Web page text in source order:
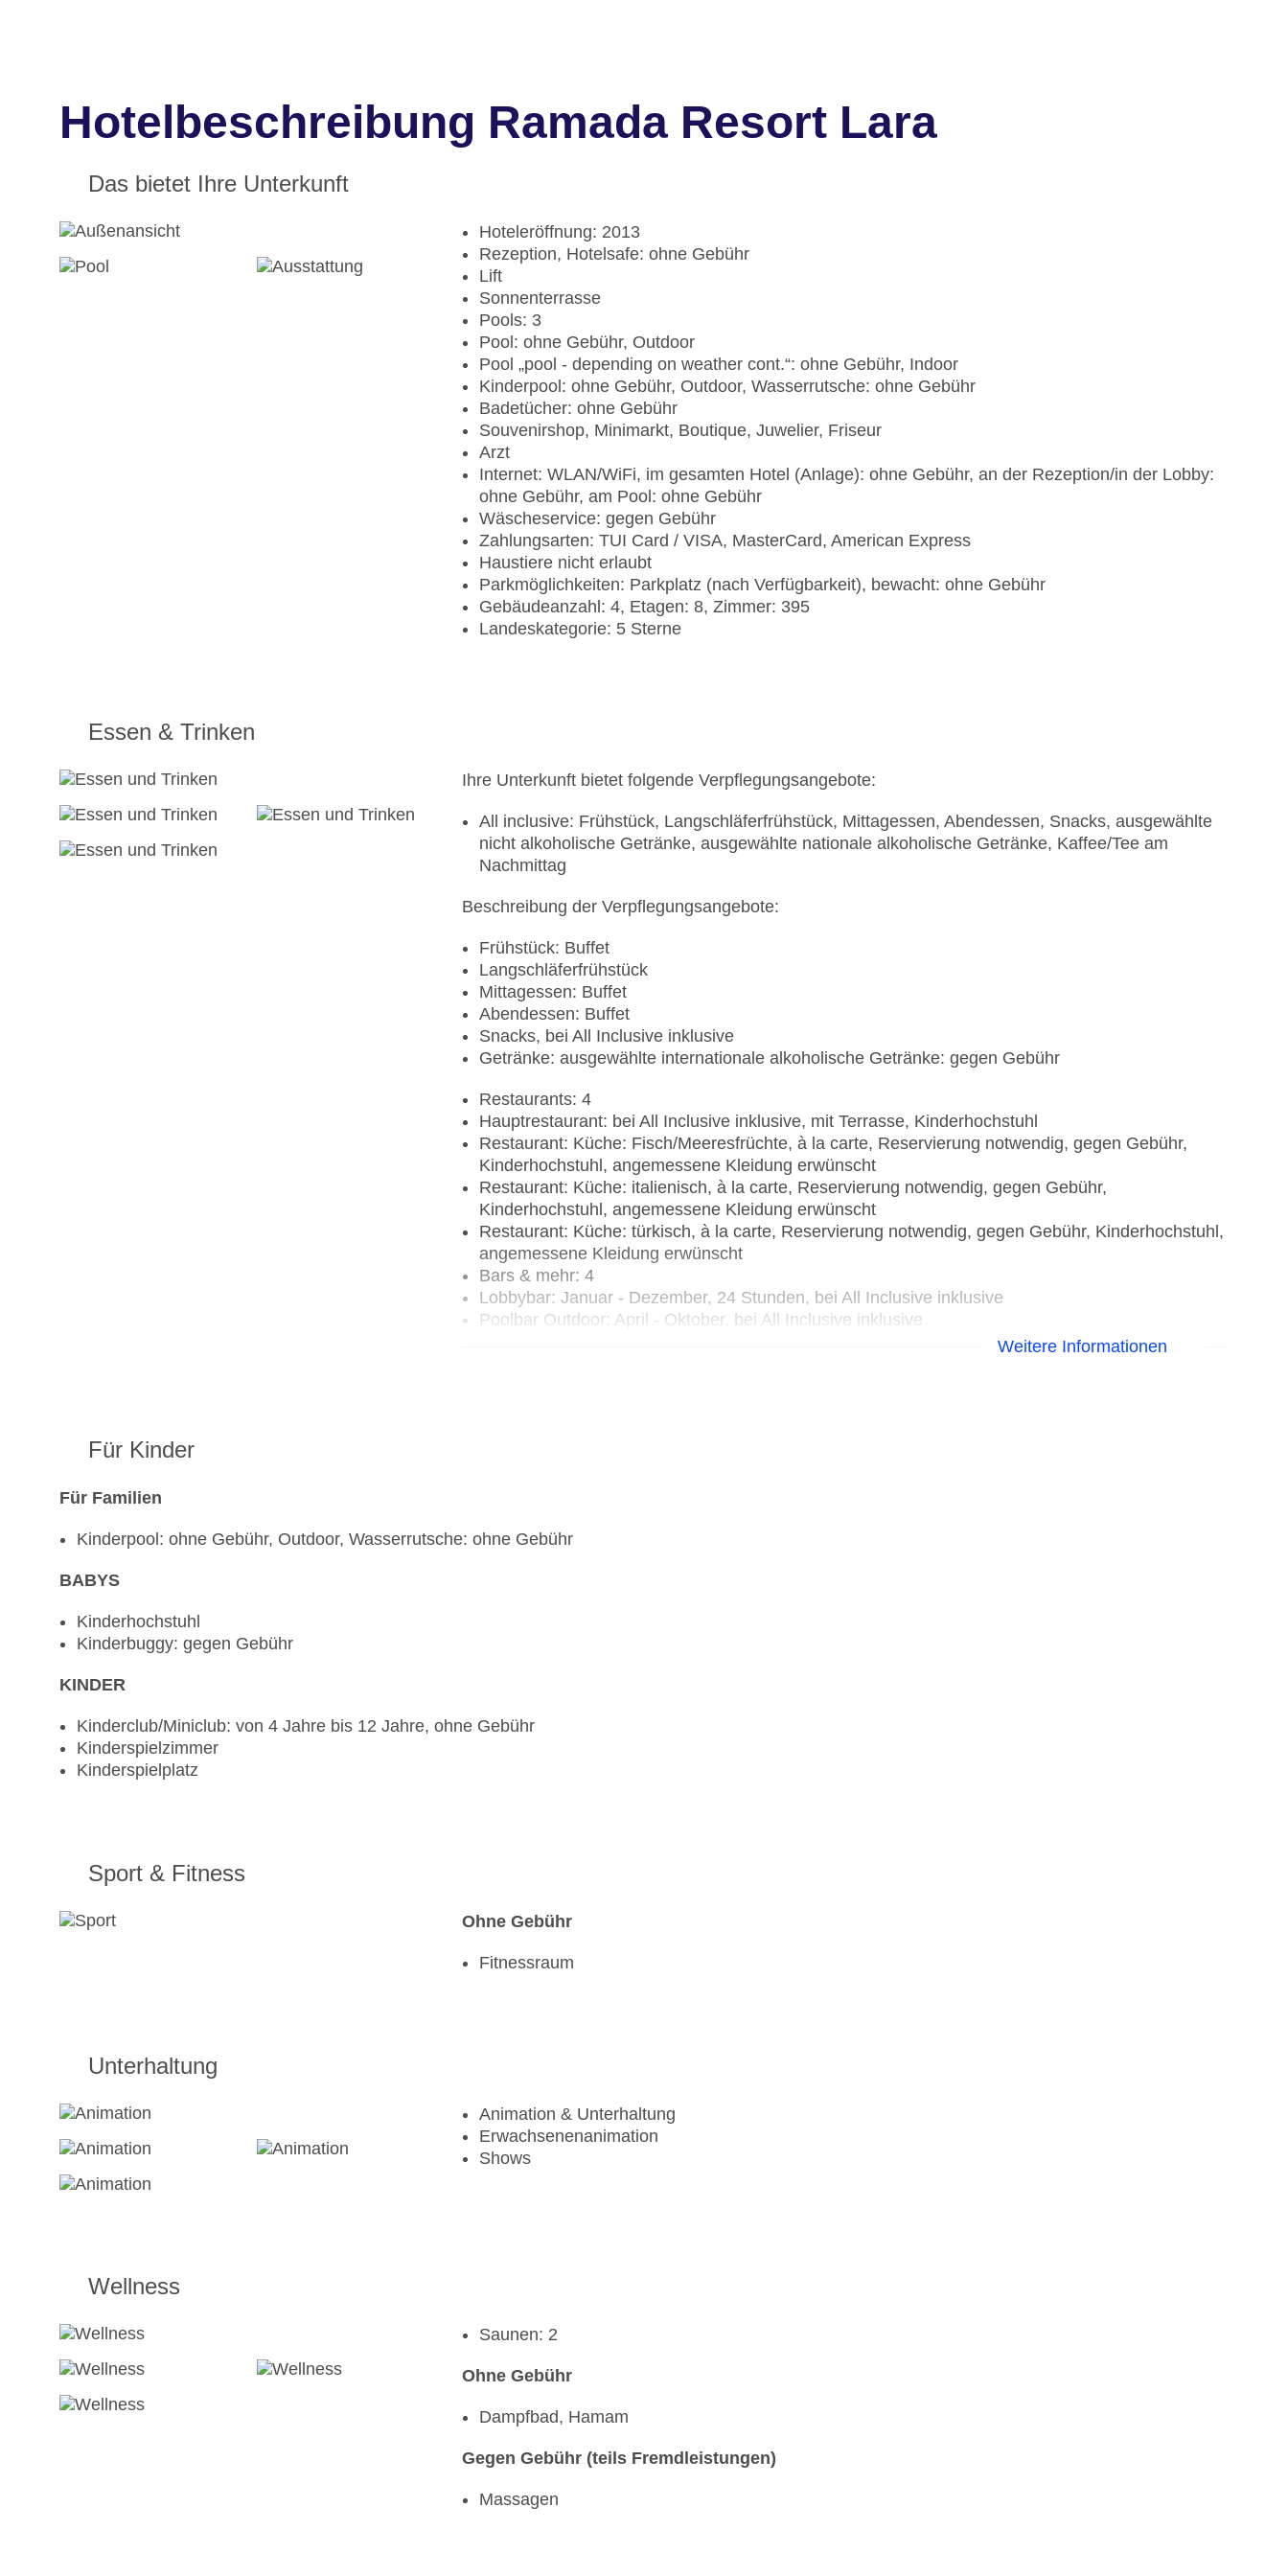
Hotelbeschreibung Ramada Resort Lara
Das bietet Ihre Unterkunft
Hoteleröffnung: 2013
Rezeption, Hotelsafe: ohne Gebühr
Lift
Sonnenterrasse
Pools: 3
Pool: ohne Gebühr, Outdoor
Pool „pool - depending on weather cont.“: ohne Gebühr, Indoor
Kinderpool: ohne Gebühr, Outdoor, Wasserrutsche: ohne Gebühr
Badetücher: ohne Gebühr
Souvenirshop, Minimarkt, Boutique, Juwelier, Friseur
Arzt
Internet: WLAN/WiFi, im gesamten Hotel (Anlage): ohne Gebühr, an der Rezeption/in der Lobby:
ohne Gebühr, am Pool: ohne Gebühr
Wäscheservice: gegen Gebühr
Zahlungsarten: TUI Card / VISA, MasterCard, American Express
Haustiere nicht erlaubt
Parkmöglichkeiten: Parkplatz (nach Verfügbarkeit), bewacht: ohne Gebühr
Gebäudeanzahl: 4, Etagen: 8, Zimmer: 395
Landeskategorie: 5 Sterne
Essen & Trinken
Ihre Unterkunft bietet folgende Verpflegungsangebote:
All inclusive: Frühstück, Langschläferfrühstück, Mittagessen, Abendessen, Snacks, ausgewählte
nicht alkoholische Getränke, ausgewählte nationale alkoholische Getränke, Kaffee/Tee am
Nachmittag
Beschreibung der Verpflegungsangebote:
Frühstück: Buffet
Langschläferfrühstück
Mittagessen: Buffet
Abendessen: Buffet
Snacks, bei All Inclusive inklusive
Getränke: ausgewählte internationale alkoholische Getränke: gegen Gebühr
Restaurants: 4
Hauptrestaurant: bei All Inclusive inklusive, mit Terrasse, Kinderhochstuhl
Restaurant: Küche: Fisch/Meeresfrüchte, à la carte, Reservierung notwendig, gegen Gebühr,
Kinderhochstuhl, angemessene Kleidung erwünscht
Restaurant: Küche: italienisch, à la carte, Reservierung notwendig, gegen Gebühr,
Kinderhochstuhl, angemessene Kleidung erwünscht
Restaurant: Küche: türkisch, à la carte, Reservierung notwendig, gegen Gebühr, Kinderhochstuhl,
angemessene Kleidung erwünscht
Bars & mehr: 4
Lobbybar: Januar - Dezember, 24 Stunden, bei All Inclusive inklusive
Poolbar Outdoor: April - Oktober, bei All Inclusive inklusive
Weitere Informationen
Für Kinder
Für Familien
Kinderpool: ohne Gebühr, Outdoor, Wasserrutsche: ohne Gebühr
BABYS
Kinderhochstuhl
Kinderbuggy: gegen Gebühr
KINDER
Kinderclub/Miniclub: von 4 Jahre bis 12 Jahre, ohne Gebühr
Kinderspielzimmer
Kinderspielplatz
Sport & Fitness
Ohne Gebühr
Fitnessraum
Unterhaltung
Animation & Unterhaltung
Erwachsenenanimation
Shows
Wellness
Saunen: 2
Ohne Gebühr
Dampfbad, Hamam
Gegen Gebühr (teils Fremdleistungen)
Massagen